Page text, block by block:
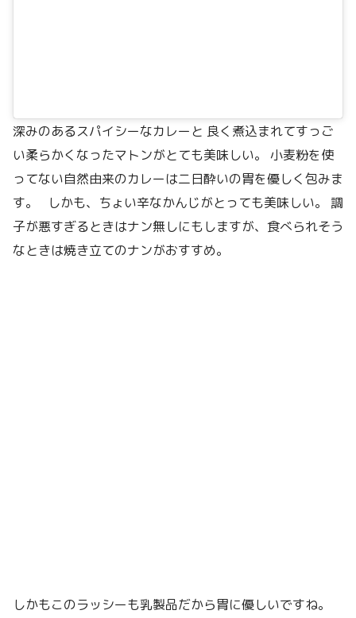
深みのあるスパイシーなカレーと 良く煮込まれてすっご
い柔らかくなったマトンがとても美味しい。 小麦粉を使
ってない自然由来のカレーは二日酔いの胃を優しく包みま
す。 しかも、ちょい辛なかんじがとっても美味しい。 調
子が悪すぎるときはナン無しにもしますが、食べられそう
なときは焼き立てのナンがおすすめ。
しかもこのラッシーも乳製品だから胃に優しいですね。